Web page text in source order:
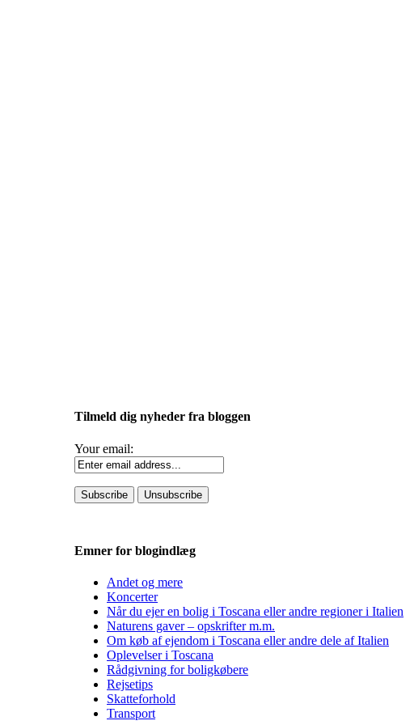
Tilmeld dig nyheder fra bloggen
Your email:
Emner for blogindlæg
Andet og mere
Koncerter
Når du ejer en bolig i Toscana eller andre regioner i Italien
Naturens gaver – opskrifter m.m.
Om køb af ejendom i Toscana eller andre dele af Italien
Oplevelser i Toscana
Rådgivning for boligkøbere
Rejsetips
Skatteforhold
Transport